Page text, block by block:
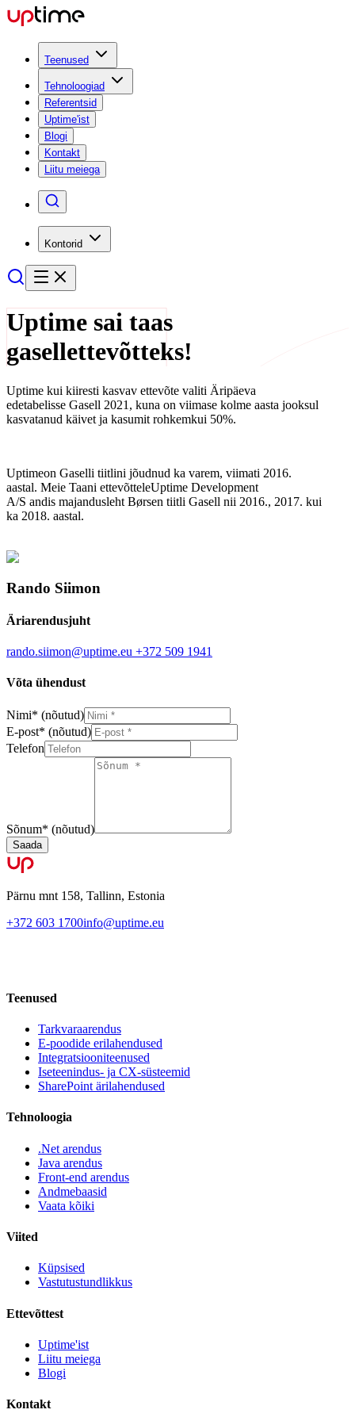
Teenused
Tehnoloogiad
Referentsid
Uptime'ist
Blogi
Kontakt
Liitu meiega
Kontorid
Uptime sai taas
gasellettevõtteks!
Uptime kui kiiresti kasvav ettevõte valiti Äripäeva
edetabelisse Gasell 2021, kuna on viimase kolme aasta jooksul
kasvatanud käivet ja kasumit rohkemkui 50%.
Uptimeon Gaselli tiitlini jõudnud ka varem, viimati 2016.
aastal. Meie Taani ettevõtteleUptime Development
A/S andis majandusleht Børsen tiitli Gasell nii 2016., 2017. kui
ka 2018. aastal.
Rando Siimon
Äriarendusjuht
rando.siimon@uptime.eu +372 509 1941
Võta ühendust
Nimi* (nõutud)
E-post* (nõutud)
Telefon
Sõnum* (nõutud)
Saada
Pärnu mnt 158, Tallinn, Estonia
+372 603 1700info@uptime.eu
Teenused
Tarkvaraarendus
E-poodide erilahendused
Integratsiooniteenused
Iseteenindus- ja CX-süsteemid
SharePoint ärilahendused
Tehnoloogia
.Net arendus
Java arendus
Front-end arendus
Andmebaasid
Vaata kõiki
Viited
Küpsised
Vastutustundlikkus
Ettevõttest
Uptime'ist
Liitu meiega
Blogi
Kontakt